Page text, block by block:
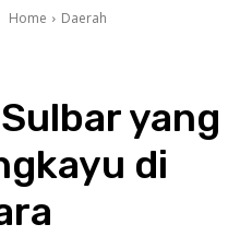
Home Daerah
yang
di